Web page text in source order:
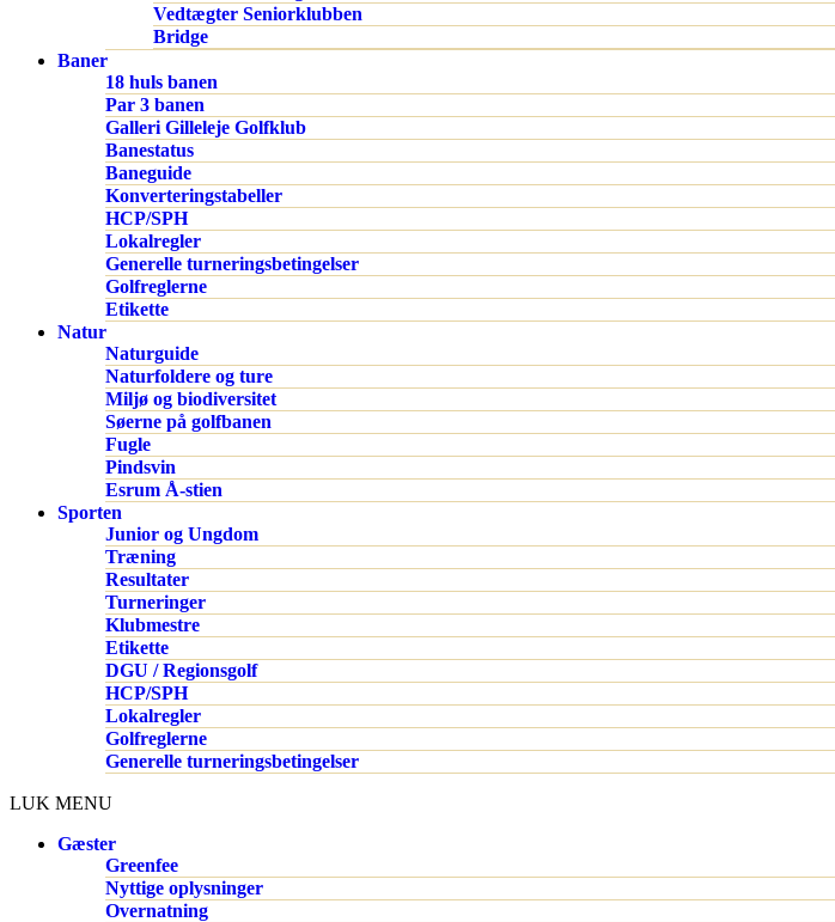
Vedtægter Seniorklubben
Bridge
Baner
18 huls banen
Par 3 banen
Galleri Gilleleje Golfklub
Banestatus
Baneguide
Konverteringstabeller
HCP/SPH
Lokalregler
Generelle turneringsbetingelser
Golfreglerne
Etikette
Natur
Naturguide
Naturfoldere og ture
Miljø og biodiversitet
Søerne på golfbanen
Fugle
Pindsvin
Esrum Å-stien
Sporten
Junior og Ungdom
Træning
Resultater
Turneringer
Klubmestre
Etikette
DGU / Regionsgolf
HCP/SPH
Lokalregler
Golfreglerne
Generelle turneringsbetingelser
LUK MENU
Gæster
Greenfee
Nyttige oplysninger
Overnatning